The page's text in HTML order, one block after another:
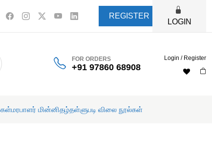
REGISTER
LOGIN
FOR ORDERS
+91 97860 68908
Login / Register
மரபாளர் மின்னிதழ்தள்ளுபடி விலை நூல்கள்